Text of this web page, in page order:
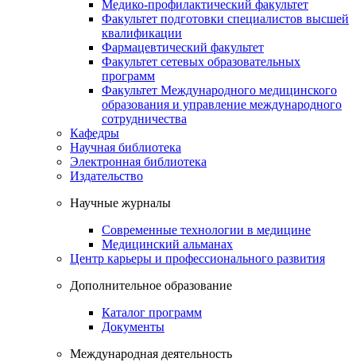
Медико-профилактический факультет
Факультет подготовки специалистов высшей
квалификации
Фармацевтический факультет
Факультет сетевых образовательных
программ
Факультет Международного медицинского
образования и управление международного
сотрудничества
Кафедры
Научная библиотека
Электронная библиотека
Издательство
Научные журналы
Современные технологии в медицине
Медицинский альманах
Центр карьеры и профессионального развития
Дополнительное образование
Каталог программ
Документы
Международная деятельность